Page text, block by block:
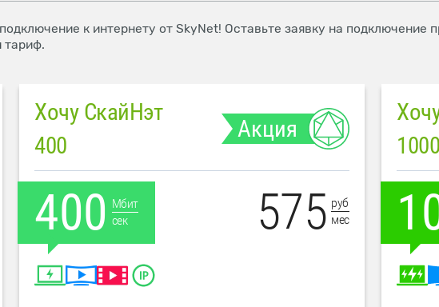
к интернету от SkyNet! Оставьте заявку на
тариф.
Хочу СкайНэт
400
Акция
400 Мбит
сек
575 руб
мес
1000